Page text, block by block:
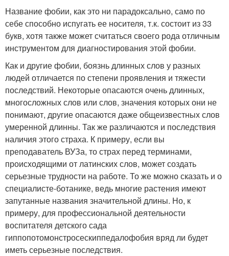
Название фобии, как это ни парадоксально, само по
себе способно испугать ее носителя, т.к. состоит из 33
букв, хотя также может считаться своего рода отличным
инструментом для диагностирования этой фобии.
Как и другие фобии, боязнь длинных слов у разных
людей отличается по степени проявления и тяжести
последствий. Некоторые опасаются очень длинных,
многосложных слов или слов, значения которых они не
понимают, другие опасаются даже общеизвестных слов
умеренной длинны. Так же различаются и последствия
наличия этого страха. К примеру, если вы
преподаватель ВУЗа, то страх перед терминами,
происходящими от латинских слов, может создать
серьезные трудности на работе. То же можно сказать и о
специалисте-ботанике, ведь многие растения имеют
запутанные названия значительной длины. Но, к
примеру, для профессиональной деятельности
воспитателя детского сада
гиппопотомонстросескиппедалофобия вряд ли будет
иметь серьезные последствия.